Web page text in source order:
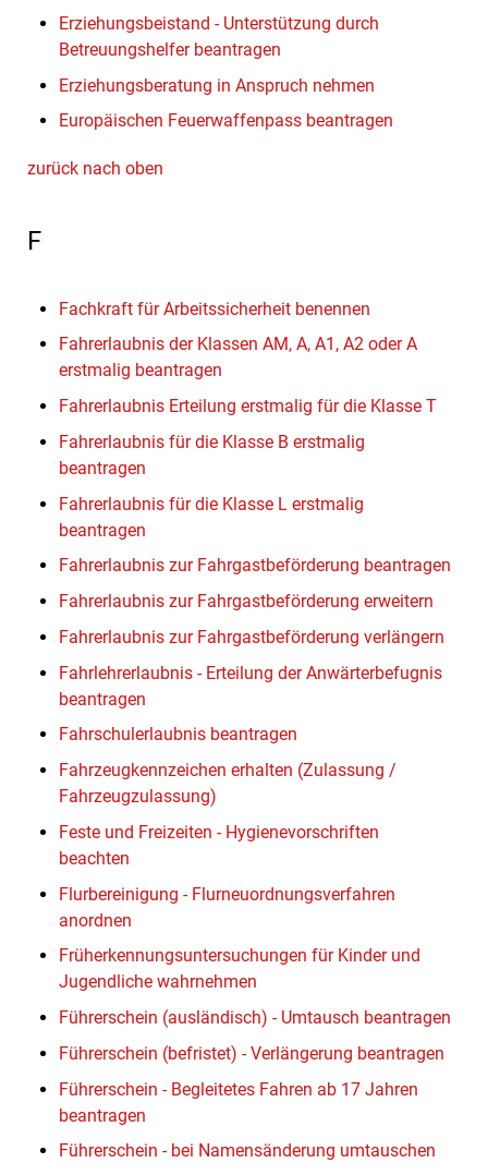
Erziehungsbeistand - Unterstützung durch
Betreuungshelfer beantragen
Erziehungsberatung in Anspruch nehmen
Europäischen Feuerwaffenpass beantragen
zurück nach oben
F
Fachkraft für Arbeitssicherheit benennen
Fahrerlaubnis der Klassen AM, A, A1, A2 oder A
erstmalig beantragen
Fahrerlaubnis Erteilung erstmalig für die Klasse T
Fahrerlaubnis für die Klasse B erstmalig
beantragen
Fahrerlaubnis für die Klasse L erstmalig
beantragen
Fahrerlaubnis zur Fahrgastbeförderung beantragen
Fahrerlaubnis zur Fahrgastbeförderung erweitern
Fahrerlaubnis zur Fahrgastbeförderung verlängern
Fahrlehrerlaubnis - Erteilung der Anwärterbefugnis
beantragen
Fahrschulerlaubnis beantragen
Fahrzeugkennzeichen erhalten (Zulassung /
Fahrzeugzulassung)
Feste und Freizeiten - Hygienevorschriften
beachten
Flurbereinigung - Flurneuordnungsverfahren
anordnen
Früherkennungsuntersuchungen für Kinder und
Jugendliche wahrnehmen
Führerschein (ausländisch) - Umtausch beantragen
Führerschein (befristet) - Verlängerung beantragen
Führerschein - Begleitetes Fahren ab 17 Jahren
beantragen
Führerschein - bei Namensänderung umtauschen